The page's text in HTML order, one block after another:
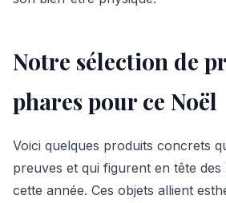
Notre sélection de
phares pour ce Noël
Voici quelques produits concrets
preuves et qui figurent en tête des
cette année. Ces objets allient